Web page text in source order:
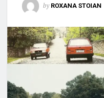
by ROXANA STOIAN